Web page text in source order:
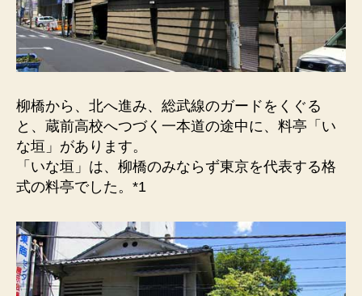
柳橋から、北へ進み、総武線のガードをくぐる
と、蔵前高校へつづく一本道の途中に、料亭「い
な垣」があります。
「いな垣」は、柳橋のみならず東京を代表する格
式の料亭でした。*1